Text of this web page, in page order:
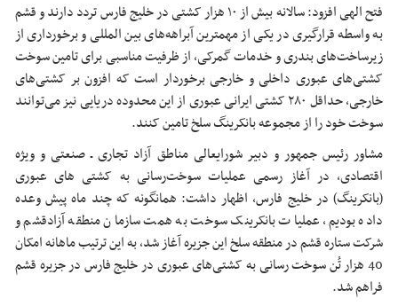
فتح الهی افزود: سالانه بیش از ۱۰ هزار کشتی در خلیج فارس تردد دارند و قشم
به واسطه قرارگیری در یکی از مهمترین آبراهه‌های بین المللی و برخورداری از
زیرساخت‌های بندری و خدمات گمرکی، از ظرفیت مناسبی برای تامین سوخت
کشتی‌های عبوری داخلی و خارجی برخوردار است که افزون بر کشتی‌های
خارجی، حداقل ۲۸۰ کشتی ایرانی عبوری از این محدوده دریایی نیز می‌توانند
سوخت خود را از مجموعه بانکرینگ سلخ تامین کنند.
مشاور رئیس جمهور و دبیر شورایعالی مناطق آزاد تجاری ـ صنعتی و ویژه
اقتصادی، در آغاز رسمی عملیات سوخت‌رسانی به کشتی های عبوری
(بانکرینگ) در خلیج فارس، اظهار داشت: همانگونه که چند ماه پیش وعده
داده بودیم، عملیات بانکرینک سوخت به همت سازمان منطقه آزادقشم و
شرکت ستاره قشم در منطقه سلخ این جزیره آغاز شد، به این ترتیب ماهانه امکان
40 هزار تُن سوخت رسانی به کشتی‌های عبوری در خلیج فارس در جزیره قشم
فراهم شد.